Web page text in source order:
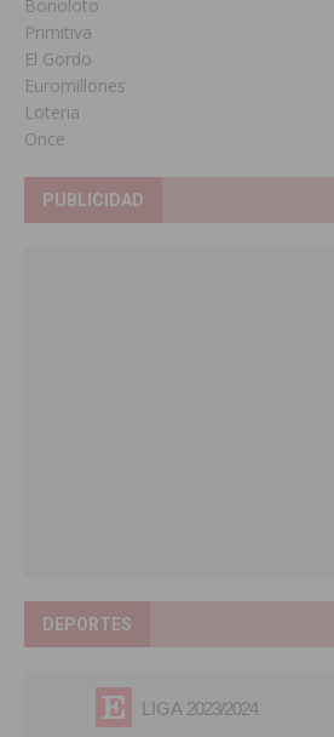
Bonoloto
Primitiva
El Gordo
Euromillones
Loteria
Once
PUBLICIDAD
DEPORTES